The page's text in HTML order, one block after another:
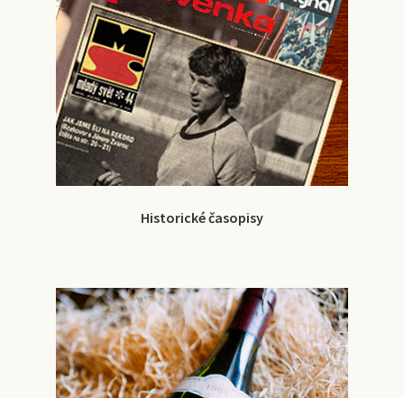
Historické časopisy